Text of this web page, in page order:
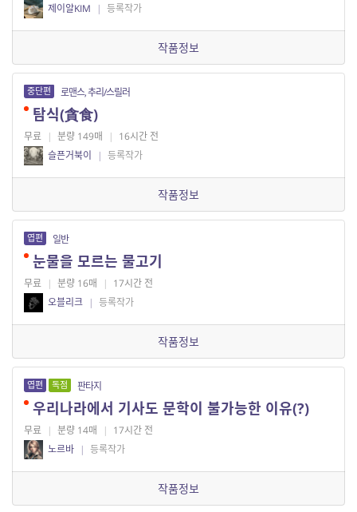
제이알KIM
| 등록작가
작품정보
중단편 로맨스, 추리/스릴러
탐식(貪食)
무료 | 분량 149매 | 16시간 전
슬픈거북이
| 등록작가
작품정보
엽편 일반
눈물을 모르는 물고기
무료 | 분량 16매 | 17시간 전
오블리크 | 등록작가
작품정보
엽편 독점 판타지
우리나라에서 기사도 문학이 불가능한 이유(?)
무료 | 분량 14매 | 17시간 전
노르바 | 등록작가
작품정보